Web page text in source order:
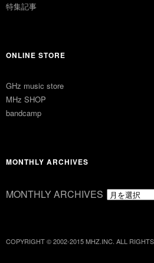
特集記事
ONLINE STORE
GHz music store
MHz SHOP
bandcamp
MONTHLY ARCHIVES
MONTHLY ARCHIVES
COPYRIGHT © 2002-2015 MHZ.INC. ALL RIGHTS